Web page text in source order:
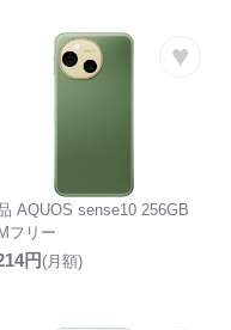
♥
AQUOS sense10 256GB
フリー
円(月額)